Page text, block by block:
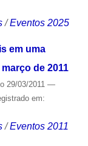
/Eventos 2025
em uma
de 2011
29/03/2011 —
em:
/Eventos 2011